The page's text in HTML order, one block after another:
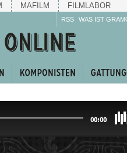
MAFILM FILMLABOR
RSS WAS IST
00:00